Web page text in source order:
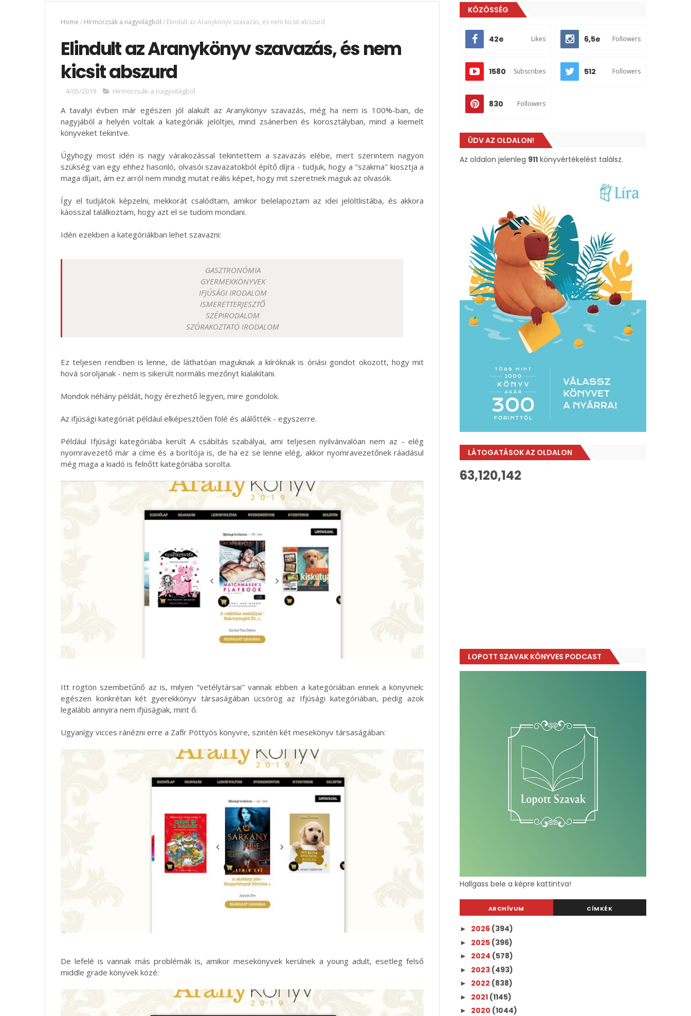
Home / Hírmorzsák a nagyvilágból / Elindult az Aranykönyv szavazás, és nem kicsit abszurd
Elindult az Aranykönyv szavazás, és nem
kicsit abszurd
4/05/2019 Hírmorzsák a nagyvilágból
A tavalyi évben már egészen jól alakult az Aranykönyv szavazás, még ha nem is 100%-ban, de
nagyjából a helyén voltak a kategóriák jelöltjei, mind zsánerben és korosztályban, mind a kiemelt
könyveket tekintve.
Úgyhogy most idén is nagy várakozással tekintettem a szavazás elébe, mert szerintem nagyon
szükség van egy ehhez hasonló, olvasói szavazatokból építő díjra - tudjuk, hogy a "szakma" kiosztja a
maga díjait, ám ez arról nem mindig mutat reális képet, hogy mit szeretnek maguk az olvasók.
Így el tudjátok képzelni, mekkorát csalódtam, amikor belelapoztam az idei jelöltlistába, és akkora
káosszal találkoztam, hogy azt el se tudom mondani.
Idén ezekben a kategóriákban lehet szavazni:
GASZTRONÓMIA
GYERMEKKÖNYVEK
IFJÚSÁGI IRODALOM
ISMERETTERJESZTŐ
SZÉPIRODALOM
SZÓRAKOZTATÓ IRODALOM
Ez teljesen rendben is lenne, de láthatóan maguknak a kiíróknak is óriási gondot okozott, hogy mit
hová soroljanak - nem is sikerült normális mezőnyt kialakítani.
Mondok néhány példát, hogy érezhető legyen, mire gondolok.
Az ifjúsági kategóriát például elképesztően fölé és alálőtték - egyszerre.
Például Ifjúsági kategóriába került A csábítás szabályai, ami teljesen nyilvánvalóan nem az - elég
nyomravezető már a címe és a borítója is, de ha ez se lenne elég, akkor nyomravezetőnek ráadásul
még maga a kiadó is felnőtt kategóriába sorolta.
Itt rögtön szembetűnő az is, milyen "vetélytársai" vannak ebben a kategóriában ennek a könyvnek:
egészen konkrétan két gyerekkönyv társaságában ücsörög az Ifjúsági kategóriában, pedig azok
legalább annyira nem ifjúságiak, mint ő.
Ugyanígy vicces ránézni erre a Zafír Pöttyös könyvre, szintén két mesekönyv társaságában:
De lefelé is vannak más problémák is, amikor mesekönyvek kerülnek a young adult, esetleg felső
middle grade könyvek közé:
KÖZÖSSÉG
42e Likes 6,5e Followers
1580 Subscribes 512 Followers
830 Followers
ÜDV AZ OLDALON!
Az oldalon jelenleg 911 könyvértékelést találsz.
LÁTOGATÁSOK AZ OLDALON
63,120,142
LOPOTT SZAVAK KÖNYVES PODCAST
Hallgass bele a képre kattintva!
ARCHÍVUM CÍMKÉK
► 2026 (394)
► 2025 (396)
► 2024 (578)
► 2023 (493)
► 2022 (838)
► 2021 (1145)
► 2020 (1044)